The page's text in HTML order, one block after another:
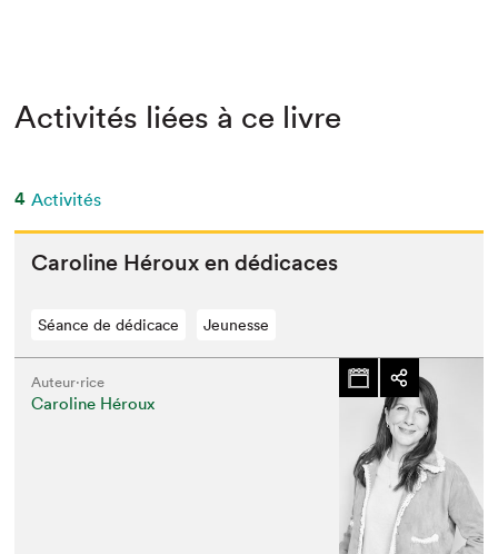
Activités liées à ce livre
4 Activités
Car­o­line Héroux en dédicaces
Séance de dédicace Jeunesse
Auteur·rice
Caroline Héroux